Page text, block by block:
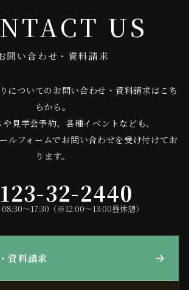
US
問い合わせ・資料請求
についてのお問い合わせ・資料請求はこち
らから。
見学会予約、各種イベントなども、
ルフォームでお問い合わせを受け付けてお
ります。
32-2440
〜17:30（※12:00〜13:00昼休憩）
資料請求